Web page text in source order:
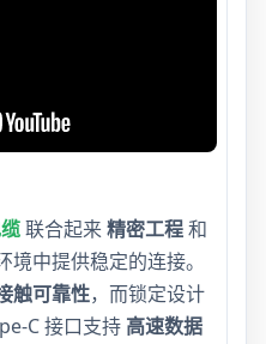
联合起来精密工程和
境中提供稳定的连接。
触可靠性，而锁定设计
C 接口支持 高速数据